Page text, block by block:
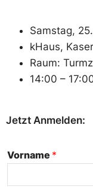
Samstag,
kHaus,
Raum:
14:00 –
Jetzt Anmelden:
Vorname *